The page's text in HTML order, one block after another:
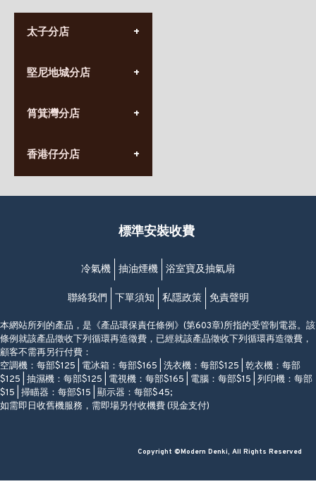
太子分店
營業時間:
九龍太子太子道西141號
堅尼地城分店
營業時間:
香港堅尼地城卑路乍街
(堅尼地城地鐵站B出口)
筲箕灣分店
營業時間:
(10:00am-20:30pm)
香港仔分店
營業時間:
香港香港仔成都道20-28號
(黃竹坑地鐵站轉4M專線小巴)
標準安裝收費
冷氣機 抽油煙機 浴室寶及抽氣扇
聯絡我們 下單須知 私隱政策 免責聲明
本網站所列的產品，是《產品環保責任條例》(第603章)所指的受管制電器。該
條例就該產品徵收下列循環再造徵費，已經就該產品徵收下列循環再造徵費，
顧客不需再另行付費：
空調機：每部$125 | 電冰箱：每部$165 | 洗衣機：每部$125 | 乾衣機：每部
$125 | 抽濕機：每部$125 | 電視機：每部$165 | 電腦：每部$15 | 列印機：每部
$15 | 掃瞄器：每部$15 | 顯示器：每部$45;
如需即日收舊機服務，需即場另付收機費 (現金支付)
Copyright ©Modern Denki, All Rights Reserved